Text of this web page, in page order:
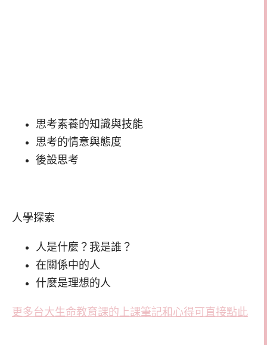
思考素養的知識與技能
思考的情意與態度
後設思考
人學探索
人是什麼？我是誰？
在關係中的人
什麼是理想的人
更多台大生命教育課的上課筆記和心得可直接點此